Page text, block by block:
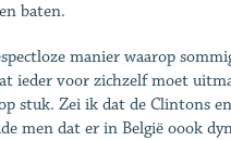
baten.
manier waarop
ieder voor zichzelf moet
stuk. Zei ik dat de Clintons
men dat er in België oook